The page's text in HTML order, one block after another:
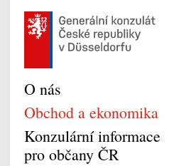
O nás
Obchod a ekonomika
Konzulární informace
pro občany ČR